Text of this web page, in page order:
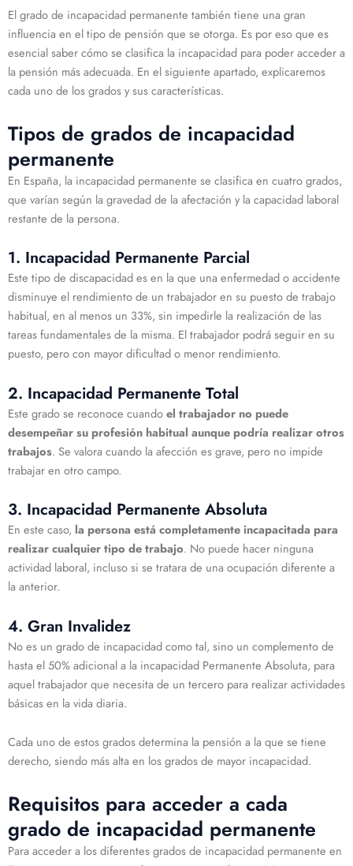
El grado de incapacidad permanente también tiene una gran
influencia en el tipo de pensión que se otorga. Es por eso que es
esencial saber cómo se clasifica la incapacidad para poder acceder a
la pensión más adecuada. En el siguiente apartado, explicaremos
cada uno de los grados y sus características.
Tipos de grados de incapacidad
permanente
En España, la incapacidad permanente se clasifica en cuatro grados,
que varían según la gravedad de la afectación y la capacidad laboral
restante de la persona.
1. Incapacidad Permanente Parcial
Este tipo de discapacidad es en la que una enfermedad o accidente
disminuye el rendimiento de un trabajador en su puesto de trabajo
habitual, en al menos un 33%, sin impedirle la realización de las
tareas fundamentales de la misma. El trabajador podrá seguir en su
puesto, pero con mayor dificultad o menor rendimiento.
2. Incapacidad Permanente Total
Este grado se reconoce cuandoel trabajador no puede
desempeñar su profesión habitual aunque podría realizar otros
trabajos. Se valora cuando la afección es grave, pero no impide
trabajar en otro campo.
3. Incapacidad Permanente Absoluta
En este caso, la persona está completamente incapacitada para
realizar cualquier tipo de trabajo. No puede hacer ninguna
actividad laboral, incluso si se tratara de una ocupación diferente a
la anterior.
4. Gran Invalidez
No es un grado de incapacidad como tal, sino un complemento de
hasta el 50% adicional a la incapacidad Permanente Absoluta, para
aquel trabajador que necesita de un tercero para realizar actividades
básicas en la vida diaria.
Cada uno de estos grados determina la pensión a la que se tiene
derecho, siendo más alta en los grados de mayor incapacidad.
Requisitos para acceder a cada
grado de incapacidad permanente
Para acceder a los diferentes grados de incapacidad permanente en